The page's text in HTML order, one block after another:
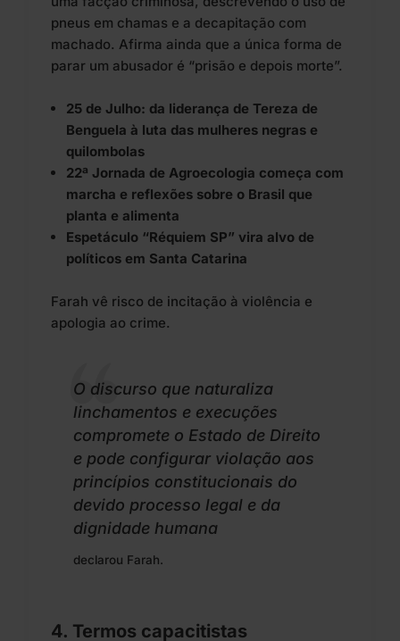
pneus em chamas e a decapitação com
machado. Afirma ainda que a única forma de
parar um abusador é “prisão e depois morte”.
25 de Julho: da liderança de Tereza de
Benguela à luta das mulheres negras e
quilombolas
22ª Jornada de Agroecologia começa com
marcha e reflexões sobre o Brasil que
planta e alimenta
Espetáculo “Réquiem SP” vira alvo de
políticos em Santa Catarina
Farah vê risco de incitação à violência e
apologia ao crime.
O discurso que naturaliza
linchamentos e execuções
compromete o Estado de Direito
e pode configurar violação aos
princípios constitucionais do
devido processo legal e da
dignidade humana
declarou Farah.
4. Termos capacitistas